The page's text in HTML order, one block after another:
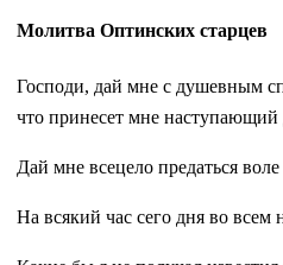
Молитва Оптинских старцев
Господи, дай мне с душевным
что принесет мне наступающий
Дай мне всецело предаться
На всякий час сего дня во всем